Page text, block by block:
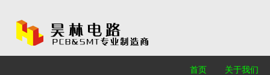
首页 关于我们